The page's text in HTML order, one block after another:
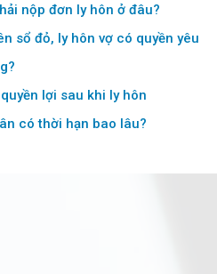
nộp đơn ly hôn ở đâu?
sổ đỏ, ly hôn vợ có quyền yêu
lợi sau khi ly hôn
có thời hạn bao lâu?